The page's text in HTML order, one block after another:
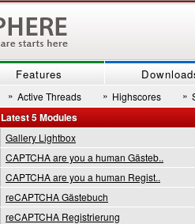
Features
» Active Threads » Highscores »
Latest 5 Modules
Gallery Lightbox
CAPTCHA are you a human Gästeb..
CAPTCHA are you a human Regist..
reCAPTCHA Gästebuch
reCAPTCHA Registrierung